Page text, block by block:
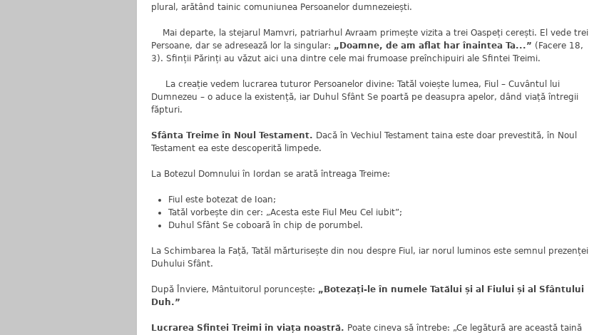
plural, arătând tainic comuniunea Persoanelor dumnezeiești.
Mai departe, la stejarul Mamvri, patriarhul Avraam primește vizita a trei Oaspeți cerești. El vede trei
Persoane, dar se adresează lor la singular: „Doamne, de am aflat har înaintea Ta...” (Facere 18,
3). Sfinții Părinți au văzut aici una dintre cele mai frumoase preînchipuiri ale Sfintei Treimi.
La creație vedem lucrarea tuturor Persoanelor divine: Tatăl voiește lumea, Fiul – Cuvântul lui
Dumnezeu – o aduce la existență, iar Duhul Sfânt Se poartă pe deasupra apelor, dând viață întregii
făpturi.
Sfânta Treime în Noul Testament. Dacă în Vechiul Testament taina este doar prevestită, în Noul
Testament ea este descoperită limpede.
La Botezul Domnului în Iordan se arată întreaga Treime:
Fiul este botezat de Ioan;
Tatăl vorbește din cer: „Acesta este Fiul Meu Cel iubit”;
Duhul Sfânt Se coboară în chip de porumbel.
La Schimbarea la Față, Tatăl mărturisește din nou despre Fiul, iar norul luminos este semnul prezenței
Duhului Sfânt.
După Înviere, Mântuitorul poruncește: „Botezați-le în numele Tatălui și al Fiului și al Sfântului
Duh.”
Lucrarea Sfintei Treimi în viața noastră. Poate cineva să întrebe: „Ce legătură are această taină